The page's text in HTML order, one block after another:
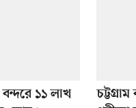
বন্দরে ১১ লাখ